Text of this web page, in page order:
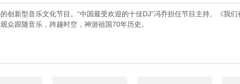
创新型音乐文化节目。“中国最受欢迎的十佳DJ”冯乔担任节目主持。《我
众跟随音乐，跨越时空，神游祖国70年历史。